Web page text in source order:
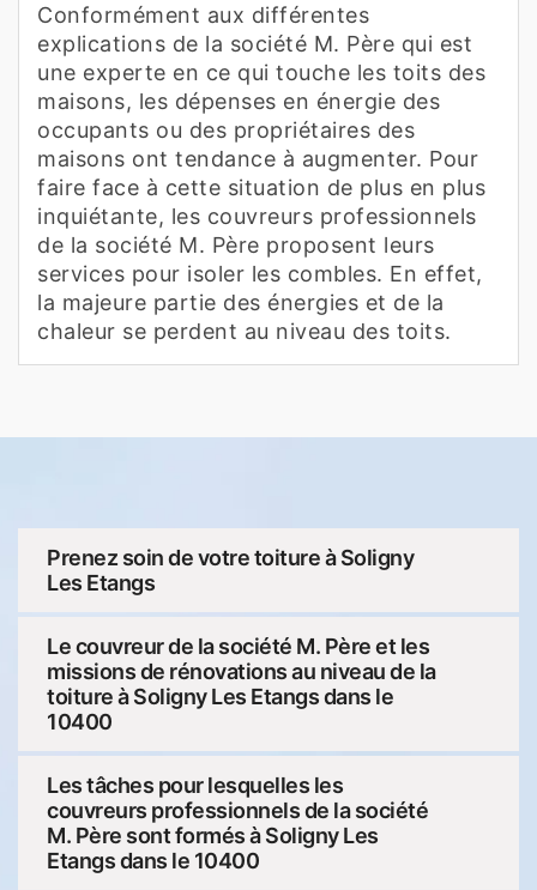
Conformément aux différentes
explications de la société M. Père qui est
une experte en ce qui touche les toits des
maisons, les dépenses en énergie des
occupants ou des propriétaires des
maisons ont tendance à augmenter. Pour
faire face à cette situation de plus en plus
inquiétante, les couvreurs professionnels
de la société M. Père proposent leurs
services pour isoler les combles. En effet,
la majeure partie des énergies et de la
chaleur se perdent au niveau des toits.
Prenez soin de votre toiture à Soligny
Les Etangs
Le couvreur de la société M. Père et les
missions de rénovations au niveau de la
toiture à Soligny Les Etangs dans le
10400
Les tâches pour lesquelles les
couvreurs professionnels de la société
M. Père sont formés à Soligny Les
Etangs dans le 10400